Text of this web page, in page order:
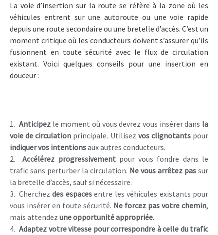
La voie d’insertion sur la route se réfère à la zone où les
véhicules entrent sur une autoroute ou une voie rapide
depuis une route secondaire ou une bretelle d’accès. C’est un
moment critique où les conducteurs doivent s’assurer qu’ils
fusionnent en toute sécurité avec le flux de circulation
existant. Voici quelques conseils pour une insertion en
douceur :
Anticipez le moment où vous devrez vous insérer dans la
voie de circulation principale. Utilisez vos clignotantspour
indiquer vos intentionsaux autres conducteurs.
Accélérez progressivementpour vous fondre dans le
trafic sans perturber la circulation. Ne vous arrêtez pas sur
la bretelle d’accès, sauf si nécessaire.
Cherchez des espacesentre les véhicules existants pour
vous insérer en toute sécurité. Ne forcez pas votre chemin,
mais attendez une opportunité appropriée.
Adaptez votre vitesse pour correspondre à celle du trafic